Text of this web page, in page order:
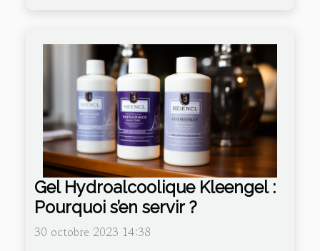
Gel Hydroalcoolique Kleengel :
Pourquoi s’en servir ?
30 octobre 2023 14:38